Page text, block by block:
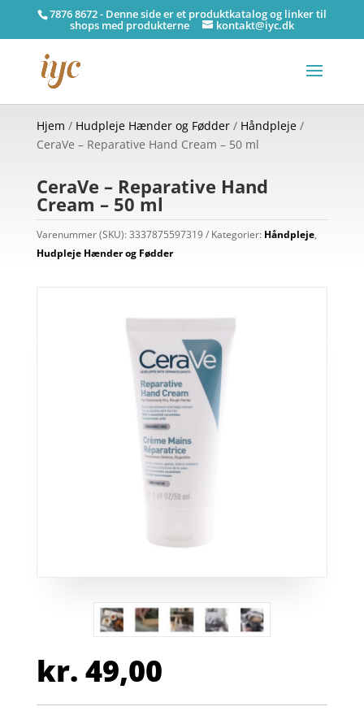
7876 8672 - Denne side er et produktkatalog og linker til
shops med produkterne kontakt@iyc.dk
Hjem / Hudpleje Hænder og Fødder/ Håndpleje/
CeraVe – Reparative Hand Cream – 50 ml
CeraVe – Reparative Hand
Cream – 50 ml
Varenummer (SKU):3337875597319 Kategorier: Håndpleje,
Hudpleje Hænder og Fødder
kr. 49,00